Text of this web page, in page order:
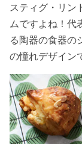
スティグ・リン
ムですよね！代
る陶器の食器の
の憧れデザイン